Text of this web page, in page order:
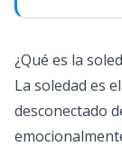
¿Qué es la
La soledad es
desconectado